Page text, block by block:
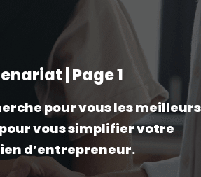
| Page 1
pour vous les meilleurs
vous simplifier votre
d’entrepreneur.